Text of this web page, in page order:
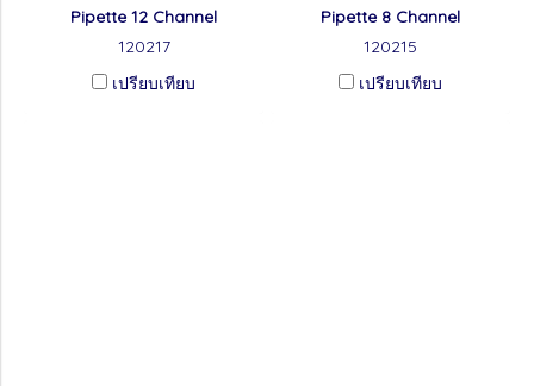
Pipette 12 Channel
120217
เปรียบเทียบ
Pipette 8 Channel
120215
เปรียบเทียบ